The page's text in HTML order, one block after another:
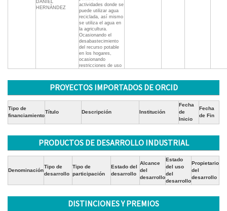
DANIEL
HERNÀNDEZ
actividades donde se
puede utilizar agua
reciclada, así mismo
se utiliza el agua en
la agricultura.
Ocasionando el
desabastecimiento
del recurso potable
en los hogares,
ocasionando
restricciones de uso
PROYECTOS IMPORTADOS DE ORCID
Tipo de
financiamiento
Título Descripción Institución
Fecha
de
Inicio
Fecha
de Fin
PRODUCTOS DE DESARROLLO INDUSTRIAL
Denominación
Tipo de
desarrollo
Tipo de
participación
Estado del
desarrollo
Alcance
del
desarrollo
Estado
del uso
del
desarrollo
Propietario
del
desarrollo
DISTINCIONES Y PREMIOS